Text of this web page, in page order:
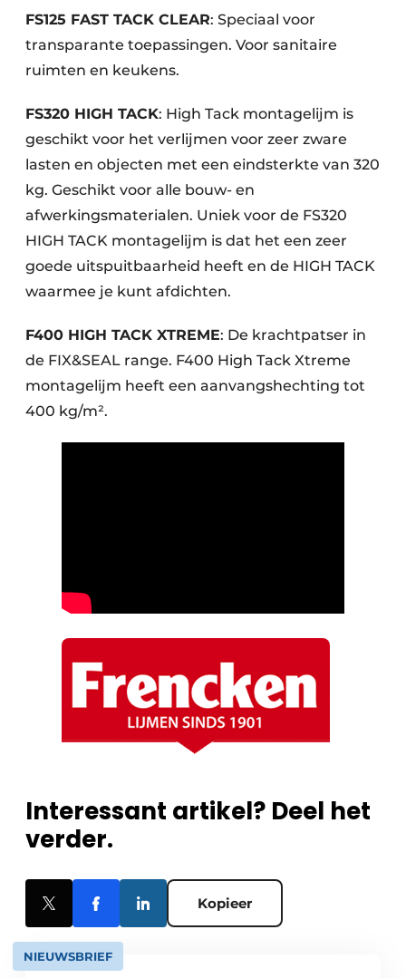
FS125 FAST TACK CLEAR: Speciaal voor
transparante toepassingen. Voor sanitaire
ruimten en keukens.
FS320 HIGH TACK: High Tack montagelijm is
geschikt voor het verlijmen voor zeer zware
lasten en objecten met een eindsterkte van 320
kg. Geschikt voor alle bouw- en
afwerkingsmaterialen. Uniek voor de FS320
HIGH TACK montagelijm is dat het een zeer
goede uitspuitbaarheid heeft en de HIGH TACK
waarmee je kunt afdichten.
F400 HIGH TACK XTREME: De krachtpatser in
de FIX&SEAL range. F400 High Tack Xtreme
montagelijm heeft een aanvangshechting tot
400 kg/m².
Interessant artikel? Deel het
verder.
Kopieer
NIEUWSBRIEF